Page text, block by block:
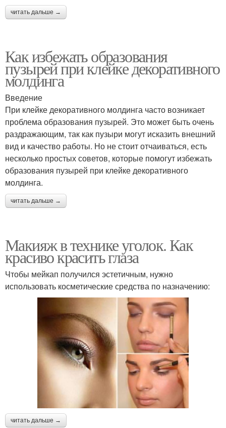
читать дальше →
Как избежать образования
пузырей при клейке декоративного
молдинга
Введение
При клейке декоративного молдинга часто возникает
проблема образования пузырей. Это может быть очень
раздражающим, так как пузыри могут исказить внешний
вид и качество работы. Но не стоит отчаиваться, есть
несколько простых советов, которые помогут избежать
образования пузырей при клейке декоративного
молдинга.
читать дальше →
Макияж в технике уголок. Как
красиво красить глаза
Чтобы мейкап получился эстетичным, нужно
использовать косметические средства по назначению:
читать дальше →